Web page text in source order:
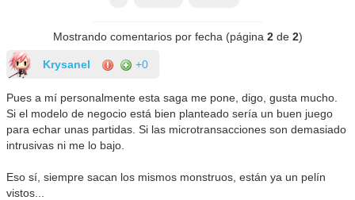
Mostrando comentarios por fecha (página 2de 2)
Krysanel +0
Pues a mí personalmente esta saga me pone, digo, gusta mucho.
Si el modelo de negocio está bien planteado sería un buen juego
para echar unas partidas. Si las microtransacciones son demasiado
intrusivas ni me lo bajo.
Eso sí, siempre sacan los mismos monstruos, están ya un pelín
vistos...